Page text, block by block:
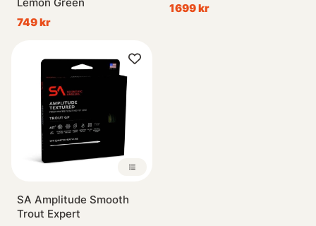
749 kr
1699 kr
SA Amplitude Smooth
Trout Expert